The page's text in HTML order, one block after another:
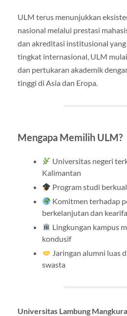
ULM terus menunjukkan
nasional melalui prestasi
dan akreditasi institusional
tingkat internasional, ULM
dan pertukaran akademik
tinggi di Asia dan Eropa.
Mengapa Memilih ULM?
Universitas negeri
Kalimantan
Program studi
Komitmen terhadap
berkelanjutan dan
Lingkungan kampus
kondusif
Jaringan alumni luas
swasta
Universitas Lambung